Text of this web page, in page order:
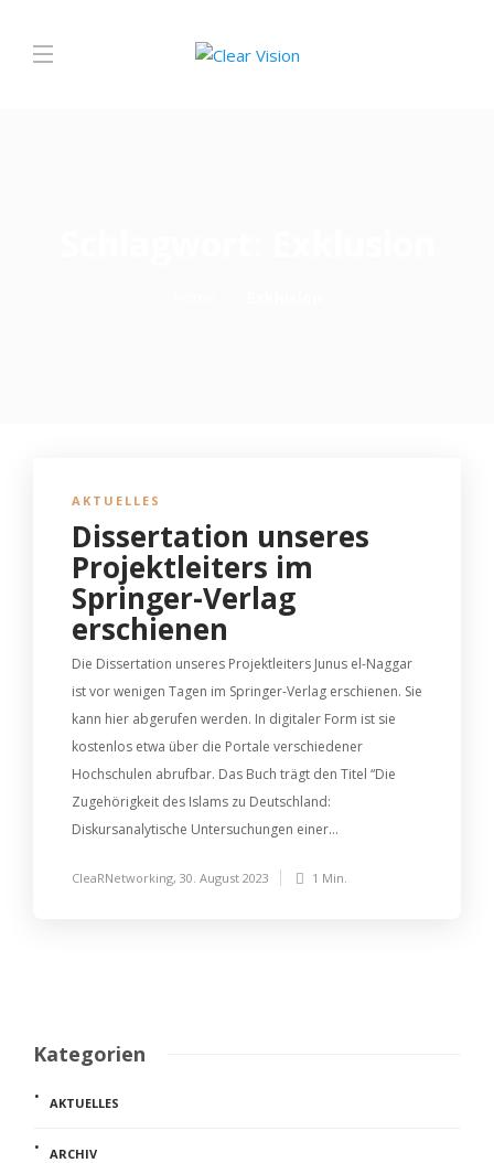
AKTUELLES
Dissertation unseres
Projektleiters im
Springer-Verlag
erschienen
Die Dissertation unseres Projektleiters Junus el-Naggar
ist vor wenigen Tagen im Springer-Verlag erschienen. Sie
kann hier abgerufen werden. In digitaler Form ist sie
kostenlos etwa über die Portale verschiedener
Hochschulen abrufbar. Das Buch trägt den Titel “Die
Zugehörigkeit des Islams zu Deutschland:
Diskursanalytische Untersuchungen einer...
CleaRNetworking, 30. August 2023 1 Min.
Kategorien
AKTUELLES
ARCHIV